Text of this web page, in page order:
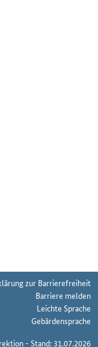
zur Barrierefreiheit
Barriere melden
Leichte Sprache
Gebärdensprache
- Stand: 31.07.2026